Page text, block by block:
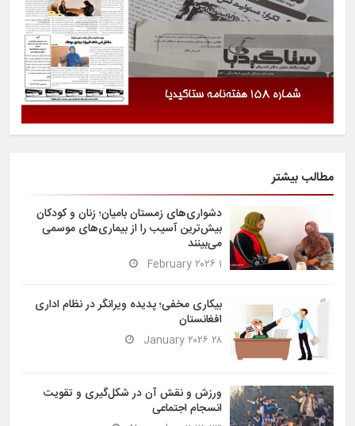
مطالب بیشتر
دشواری‌های زمستان بامیان؛ زنان و کودکان
بیش‌ترین آسیب را از بیماری‌های موسمی
می‌بینند
۱ February ۲۰۲۶
بیکاری مخفی؛ پدیده ویرانگر در نظام اداری
افغانستان
۲۸ January ۲۰۲۶
ورزش و نقش آن در شکل‌گیری و تقویت
انسجام اجتماعی